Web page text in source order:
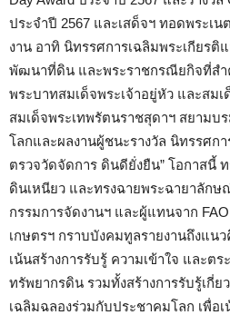
ประจำปี 2567 และเสด็จฯ ทอดพระเ
งาน อาทิ นิทรรศการเฉลิมพระเกียร
พัฒนาที่ดิน และพระราชกรณียกิจที่สำ
พระบาทสมเด็จพระเจ้าอยู่หัว และสม
สมเด็จพระเทพรัตนราชสุดาฯ สยามบ
โลกและผลงานผู้ชนะรางวัล นิทรรศกา
ตรวจวัดจัดการ ดินดียั่งยืน” โอกาสนี้
ดินเหนียว และทรงฉายพระฉายาลัก
กรรมการจัดงานฯ และผู้แทนจาก
เกษตรฯ กราบบังคมทูลรายงานถึงแน
เน้นสร้างการรับรู้ ความเข้าใจ และต
ทรัพยากรดิน รวมทั้งสร้างการรับรู้เกี่
เฉลิมฉลองร่วมกับประชาคมโลก เพื่อ